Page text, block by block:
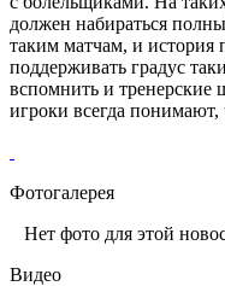
должен набираться
таким матчам, и история
поддерживать градус
вспомнить и тренерские
игроки всегда понимают,
Фотогалерея
Нет фото для этой
Видео